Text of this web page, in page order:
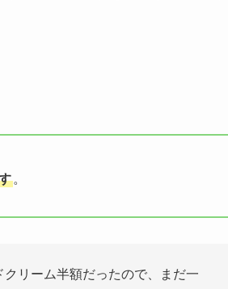
。
リーム半額だったので、まだ一